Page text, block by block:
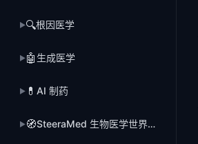
▶🔍根因医学
▶🤖 生成医学
▶ 💊 AI 制药
▶🧭 SteeraMed 生物医学世界模型